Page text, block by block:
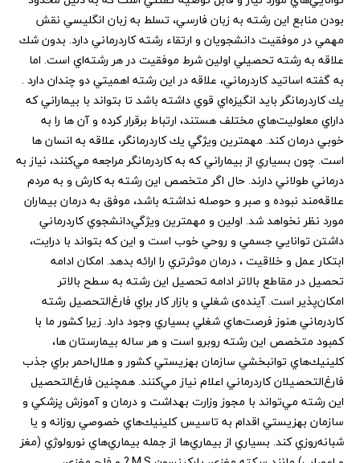
بودن منابع اين رشته به زبان فارسي، تسلط به زبان انگليسي نقش
مهمي در موفقيت دانشجويان و ارتقاء رشته كاردرماني دارد. بدون شك
علاقه به رشته تحصيلي اولين شرط موفقيت در هر رشته‌اي است. اما
به گفته اساتيد كاردرماني، علاقه در اين رشته اهميتي دو چندان دارد .
يك كاردرمانگر بايد انگيزه‌اي قوي داشته باشد تا بتواند با بيماراني كه
داراي معلوليت‌هاي مختلف هستند، ارتباط برقرار كرده و آن ها را به
خوبي درمان كند. مهمترين ويژگي يك كاردرمانگر، علاقه به انسان ها
است. چون بسياري از بيماراني كه به كاردرمانگر مراجعه مي‌كنند، نياز به
درماني طولاني دارند. حال اگر متخصص اين رشته به كارش و به مردم
علاقه‌مند نبوده و صبر و حوصله نداشته باشد، موفق به درمان بيماران
مورد نظر نخواهد شد. اولين و مهمترين ويژگي‌دانشجوي كاردرماني
داشتن توانايي جسمي و روحي خوب است و اين كه بتواند با درايت،
ابتكار عمل و خلاقيت ، درمان موثرتري را ارائه بدهد. امکان ادامه
تحصيل در مقاطع بالاتر ادامه تحصيل اين رشته به سطح بالاتر
امكان‌پذير است. آينده‌ی شغلي و بازار کار براي فارغ‌التحصيل رشته
كاردرماني هنوز فرصت‌هاي شغلي بسياري وجود دارد. زيرا كشور ما با
كمبود متخصص اين رشته روبرو است و هر ساله بيمارستان ها،
كلينيك‌هاي توانبخشي سازمان بهزيستي كشور و هلال‌احمر براي جذب
فارغ‌التحصيلان كاردرماني اعلام نياز مي‌كنند. همچنين فارغ‌التحصيل
اين رشته مي‌تواند با مجوز وزارت بهداشت و درمان و آموزش پزشكي و
سازمان بهزيستي اقدام به تاسيس كلينيك‌هاي خصوصي روزانه و يا
شبانه‌روزي كند. بسياري از بيماري‌ها از جمله بيماري‌هاي نورولوژي (مغز